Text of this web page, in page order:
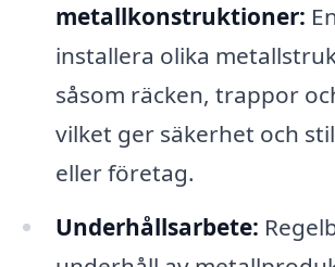
metallkonstruktioner:
installera olika
såsom räcken, trappor
vilket ger säkerhet och
eller företag.
Underhållsarbete: